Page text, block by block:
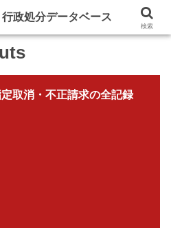
取消・不正請求の全記録
政処分データベース
検索